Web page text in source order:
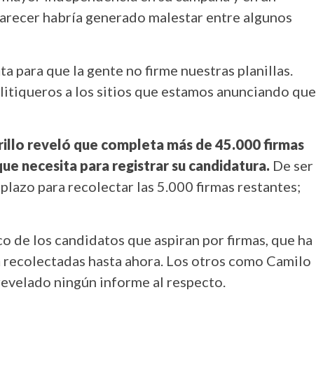
habría generado malestar entre algunos
para que la gente no firme nuestras planillas.
a los sitios que estamos anunciando que
reveló que completa más de 45.000 firmas
necesita para registrar su candidatura. De ser
para recolectar las 5.000 firmas restantes;
de los candidatos que aspiran por firmas, que ha
hasta ahora. Los otros como Camilo
ningún informe al respecto.